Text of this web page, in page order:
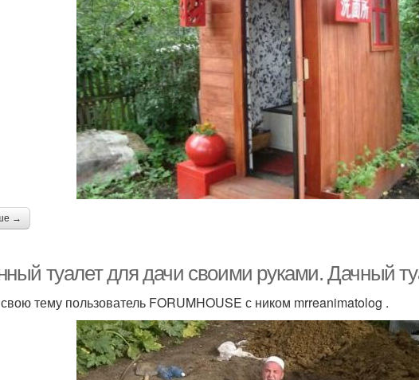
→
туалет для дачи своими руками. Дачный
тему пользователь FORUMHOUSE с ником mrreanimatolog .